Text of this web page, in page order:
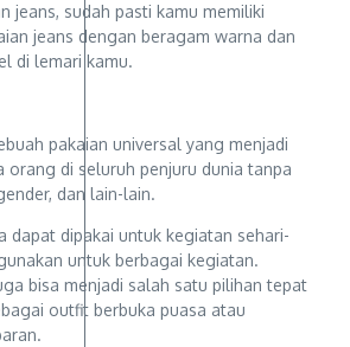
jeans, sudah pasti kamu memiliki
jeans dengan beragam warna dan
di lemari kamu.
pakaian universal yang menjadi
orang di seluruh penjuru dunia tanpa
dan lain-lain.
dapat dipakai untuk kegiatan sehari-
untuk berbagai kegiatan.
bisa menjadi salah satu pilihan tepat
outfit berbuka puasa atau